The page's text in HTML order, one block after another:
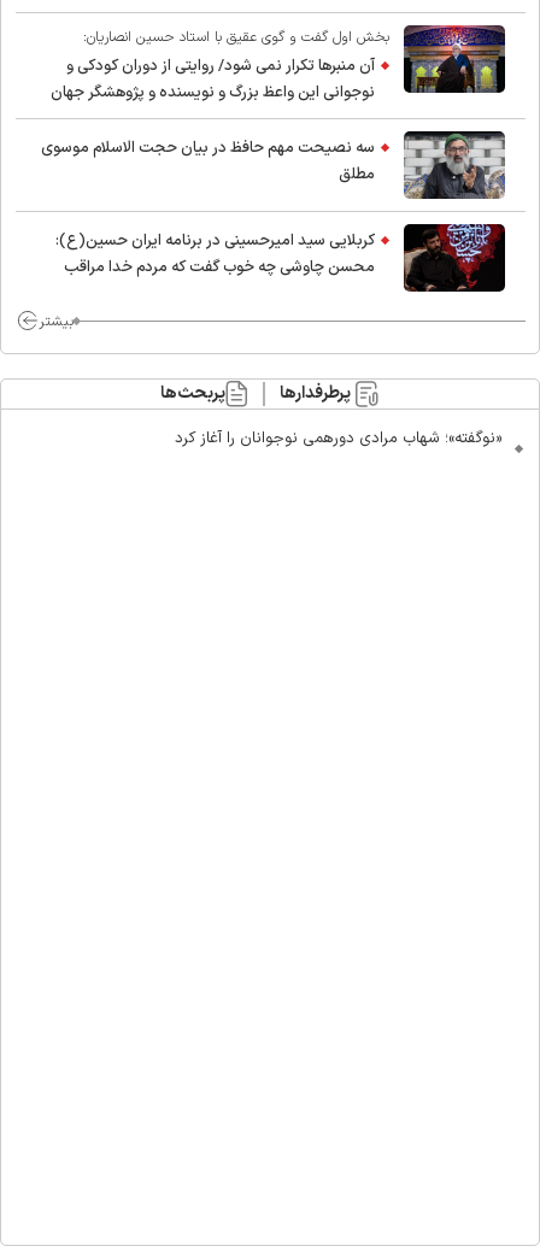
بخش اول گفت و گوی عقیق با استاد حسین انصاریان:
آن منبرها تکرار نمی شود/ روایتی از دوران کودکی و
نوجوانی این واعظ بزرگ و نویسنده و پژوهشگر جهان
اسلام
سه نصیحت مهم حافظ در بیان حجت الاسلام موسوی
مطلق
کربلایی سید امیر‌حسینی در برنامه ایران حسین(ع):
محسن چاوشی چه خوب گفت که مردم خدا مراقب
بیشتر
پرطرفدارها پربحث‌ها
«نوگفته»؛ شهاب مرادی دورهمی نوجوانان را آغاز کرد